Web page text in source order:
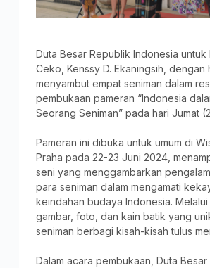
Duta Besar Republik Indonesia untuk
Ceko, Kenssy D. Ekaningsih, dengan
menyambut empat seniman dalam
pembukaan pameran “Indonesia
Seorang Seniman” pada hari Jumat
Pameran ini dibuka untuk umum di
Praha pada 22-23 Juni 2024,
seni yang menggambarkan
para seniman dalam mengamati
keindahan budaya Indonesia. Melalui
gambar, foto, dan kain batik yang
seniman berbagi kisah-kisah tulus
Dalam acara pembukaan, Duta Besar